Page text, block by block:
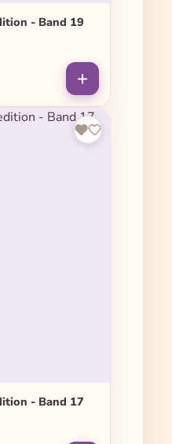
- Band 19
- Band 17